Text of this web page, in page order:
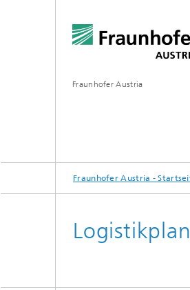
Fraunhofer Austria
Fraunhofer Austria -